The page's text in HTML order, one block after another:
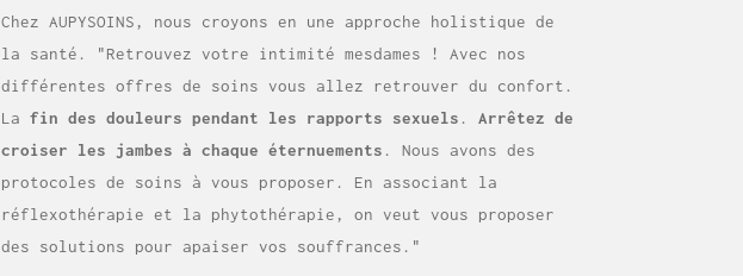
Chez AUPYSOINS, nous croyons en une approche holistique de
la santé. "Retrouvez votre intimité mesdames ! Avec nos
différentes offres de soins vous allez retrouver du confort.
La fin des douleurs pendant les rapports sexuels . Arrêtez de
croiser les jambes à chaque éternuements . Nous avons des
protocoles de soins à vous proposer. En associant la
réflexothérapie et la phytothérapie, on veut vous proposer
des solutions pour apaiser vos souffrances."